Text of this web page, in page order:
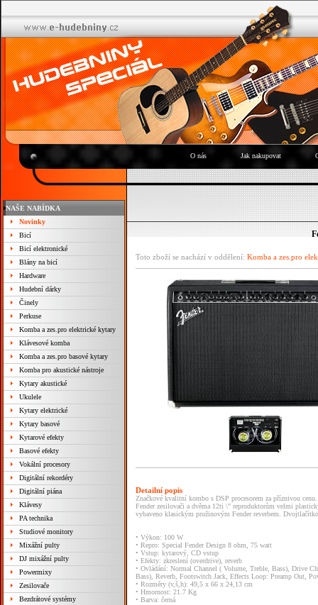
O nás Jak nakupovat
NAŠE NABÍDKA
Novinky
Bicí
Bicí elektronické
Blány na bicí
Hardware
Hudební dárky
Činely
Perkuse
Komba a zes.pro elektrické kytary
Klávesové komba
Komba a zes.pro basové kytary
Komba pro akustické nástroje
Kytary akustické
Ukulele
Kytary elektrické
Kytary basové
Kytarové efekty
Basové efekty
Vokální procesory
Digitální rekordéry
Digitální piána
Klávesy
PA technika
Studiové monitory
Mixážní pulty
DJ mixážní pulty
Powermixy
Zesilovače
Bezdrátové systémy
Toto zboží se nachází v oddělení: Komba a zes.pro
Detailní popis
Značkové kvalitní kombo s DSP procesorem za příznivou
Fender zesilovači a dvěma 12ti \" reproduktorům velmi
vybaveno klasickým pružinovým Fender reverbem.
• Výkon: 100 W
• Repro: Special Fender Design 8 ohm, 75 watt
• Vstup: kytarový, CD vstup
• Efekty: zkreslení (overdrive), reverb
• Ovládání: Normal Channel ( Volume, Treble, Bass), Drive
Bass), Reverb, Footswitch Jack, Effects Loop: Preamp Out,
• Rozměry (v,š,h): 49,5 x 66 x 24,13 cm
• Hmornost: 21.7 Kg
• Barva: černá